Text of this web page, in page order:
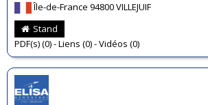
Île-de-France 94800 VILLEJUIF
Stand
PDF(s) (0) - Liens (0) - Vidéos (0)